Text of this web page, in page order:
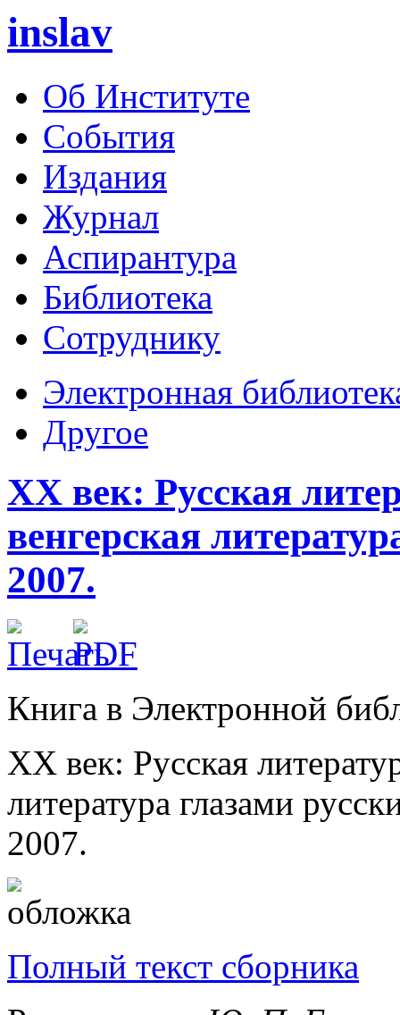
inslav
Об Институте
События
Издания
Журнал
Аспирантура
Библиотека
Сотруднику
Электронная
Другое
XX век: Русская
венгерская
2007.
Книга в Электронной
XX век: Русская
литература глазами
2007.
Полный текст сборника